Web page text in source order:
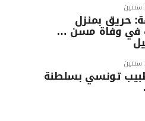
سنتين
حريق بمنزل
في وفاة مسن …
سنتين
تونسي بسلطنة